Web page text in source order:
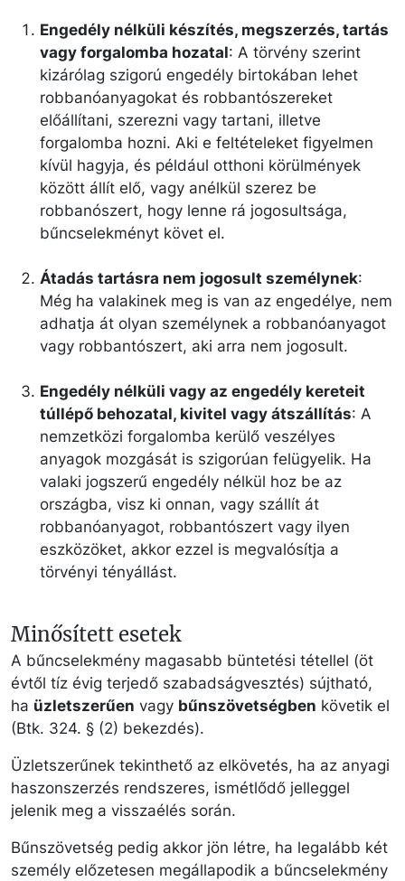
Engedély nélküli készítés, megszerzés, tartás
vagy forgalomba hozatal: A törvény szerint
kizárólag szigorú engedély birtokában lehet
robbanóanyagokat és robbantószereket
előállítani, szerezni vagy tartani, illetve
forgalomba hozni. Aki e feltételeket figyelmen
kívül hagyja, és például otthoni körülmények
között állít elő, vagy anélkül szerez be
robbanószert, hogy lenne rá jogosultsága,
bűncselekményt követ el.
Átadás tartásra nem jogosult személynek:
Még ha valakinek meg is van az engedélye, nem
adhatja át olyan személynek a robbanóanyagot
vagy robbantószert, aki arra nem jogosult.
Engedély nélküli vagy az engedély kereteit
túllépő behozatal, kivitel vagy átszállítás: A
nemzetközi forgalomba kerülő veszélyes
anyagok mozgását is szigorúan felügyelik. Ha
valaki jogszerű engedély nélkül hoz be az
országba, visz ki onnan, vagy szállít át
robbanóanyagot, robbantószert vagy ilyen
eszközöket, akkor ezzel is megvalósítja a
törvényi tényállást.
Minősített esetek
A bűncselekmény magasabb büntetési tétellel (öt
évtől tíz évig terjedő szabadságvesztés) sújtható,
ha üzletszerűen vagy bűnszövetségben követik el
(Btk. 324. § (2) bekezdés).
Üzletszerűnek tekinthető az elkövetés, ha az anyagi
haszonszerzés rendszeres, ismétlődő jelleggel
jelenik meg a visszaélés során.
Bűnszövetség pedig akkor jön létre, ha legalább két
személy előzetesen megállapodik a bűncselekmény